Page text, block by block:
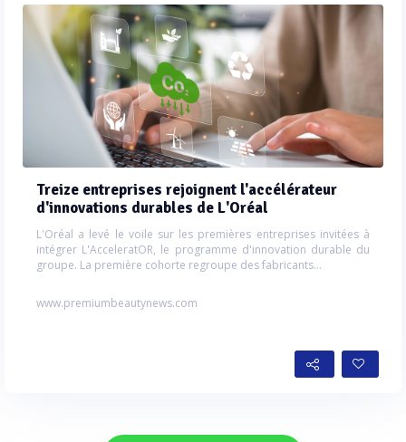
Treize entreprises rejoignent l'accélérateur
d'innovations durables de L'Oréal
L'Oréal a levé le voile sur les premières entreprises invitées à
intégrer L'AcceleratOR, le programme d'innovation durable du
groupe. La première cohorte regroupe des fabricants...
www.premiumbeautynews.com